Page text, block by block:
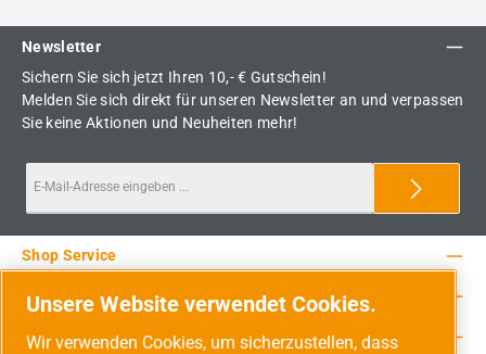
Newsletter
Sichern Sie sich jetzt Ihren 10,- € Gutschein!
Melden Sie sich direkt für unseren Newsletter an und verpassen
Sie keine Aktionen und Neuheiten mehr!
Service-Hotline
Shop Service
Rechtliche Hinweise
Unsere Website verwendet Cookies.
Wir verwenden Cookies, um sicherzustellen, dass